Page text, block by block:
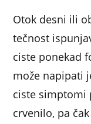
Otok desni ili
tečnost
ciste ponekad
može napipati
ciste simptomi
crvenilo, pa